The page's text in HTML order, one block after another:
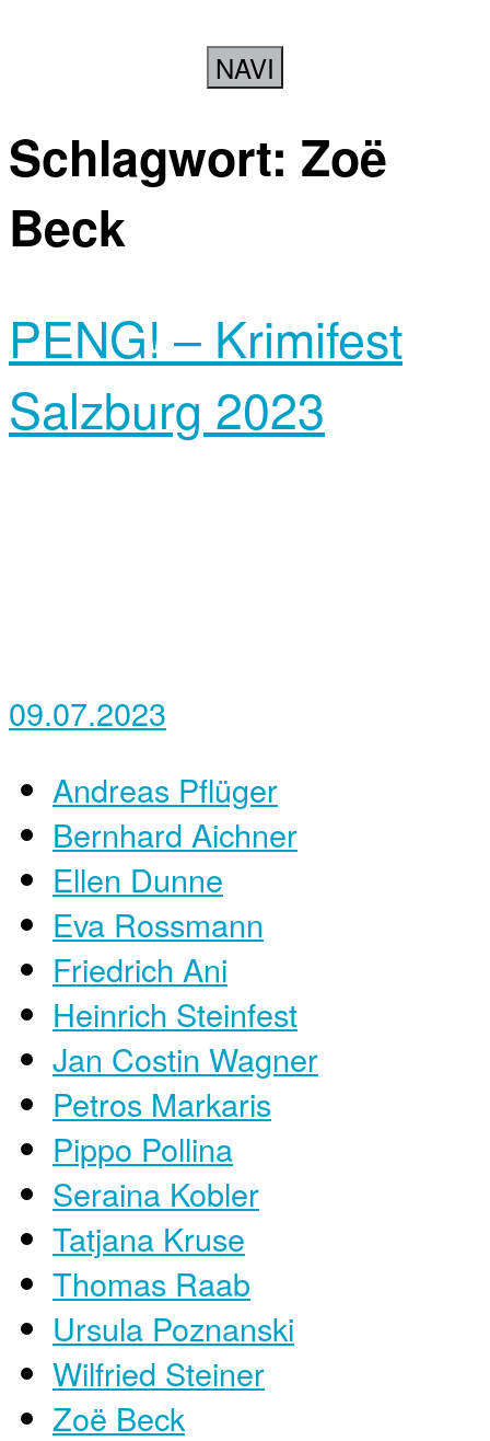
NAVI
Schlagwort: Zoë
Beck
PENG! – Krimifest
Salzburg 2023
09.07.2023
Andreas Pflüger
Bernhard Aichner
Ellen Dunne
Eva Rossmann
Friedrich Ani
Heinrich Steinfest
Jan Costin Wagner
Petros Markaris
Pippo Pollina
Seraina Kobler
Tatjana Kruse
Thomas Raab
Ursula Poznanski
Wilfried Steiner
Zoë Beck